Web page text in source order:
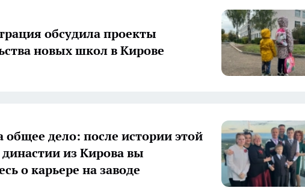
обсудила проекты
новых школ в Кирове
общее дело: после истории этой
из Кирова вы
о карьере на заводе